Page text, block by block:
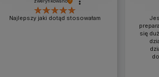
Najlepszy jaki dotąd stosowałam
się